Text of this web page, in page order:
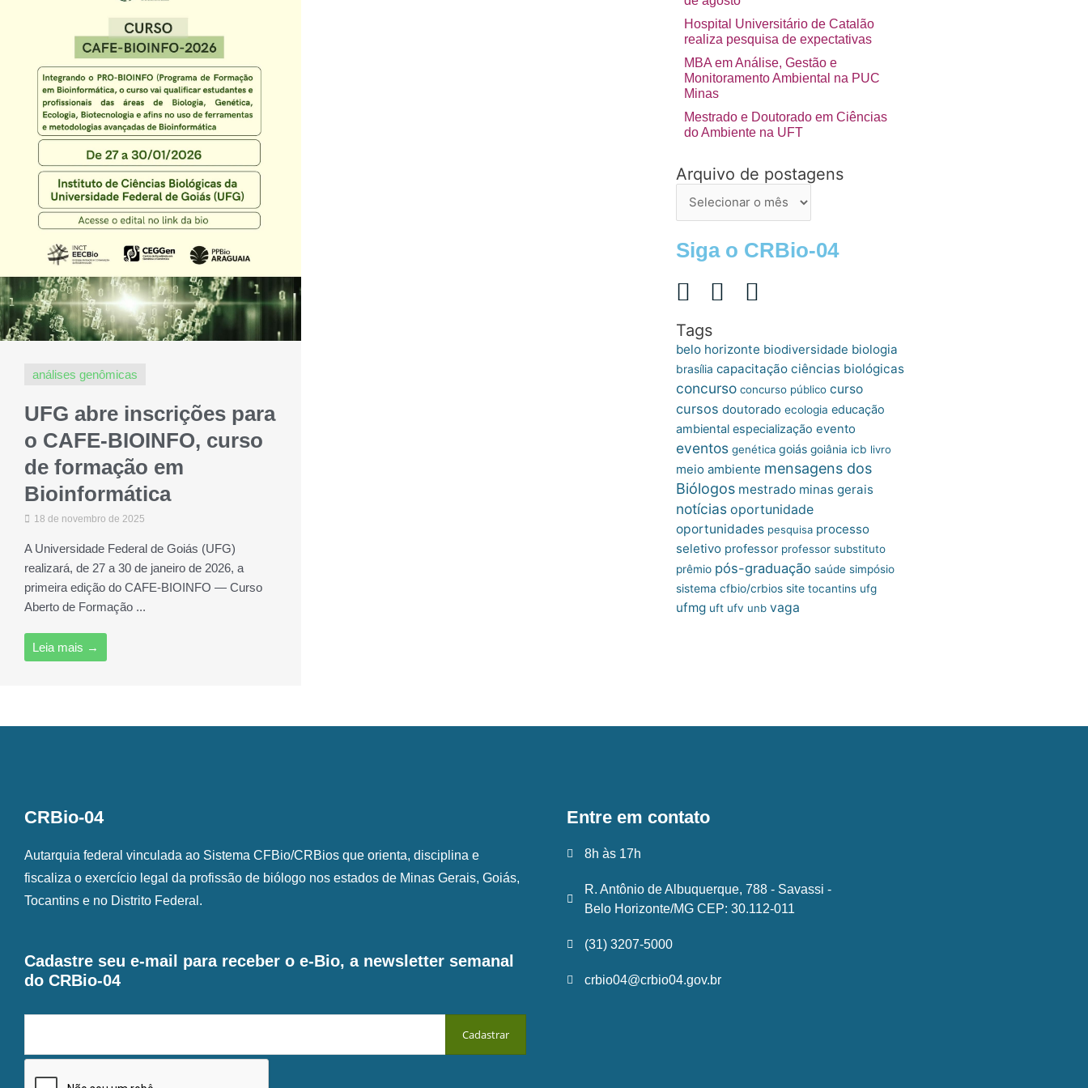
análises genômicas
UFG abre inscrições para
o CAFE-BIOINFO, curso
de formação em
Bioinformática
18 de novembro de 2025
A Universidade Federal de Goiás (UFG)
realizará, de 27 a 30 de janeiro de 2026, a
primeira edição do CAFE-BIOINFO — Curso
Aberto de Formação ...
Leia mais →
Hospital Universitário de Catalão
realiza pesquisa de expectativas
MBA em Análise, Gestão e
Monitoramento Ambiental na PUC
Minas
Mestrado e Doutorado em Ciências
do Ambiente na UFT
Arquivo de postagens
Arquivo
postagens
Siga o CRBio-04
Tags
belo horizonte biodiversidade biologia
brasília capacitação ciências biológicas
concurso concurso público curso
cursos doutorado ecologia educação
ambiental especialização evento
eventos genética goiás goiânia icb livro
meio ambiente mensagens dos
Biólogos mestrado minas gerais
notícias oportunidade
oportunidades pesquisa processo
seletivo professor professor substituto
prêmio pós-graduação saúde simpósio
sistema cfbio/crbios site tocantins ufg
ufmg uft ufv unb vaga
CRBio-04
Autarquia federal vinculada ao Sistema CFBio/CRBios que orienta, disciplina e
fiscaliza o exercício legal da profissão de biólogo nos estados de Minas Gerais, Goiás,
Tocantins e no Distrito Federal.
Cadastre seu e-mail para receber o e-Bio, a newsletter semanal
do CRBio-04
Entre em contato
8h às 17h
R. Antônio de Albuquerque, 788 - Savassi -
Belo Horizonte/MG CEP: 30.112-011
(31) 3207-5000
crbio04@crbio04.gov.br